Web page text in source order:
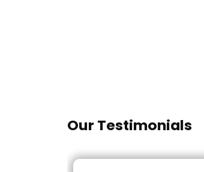
Our Testimonials